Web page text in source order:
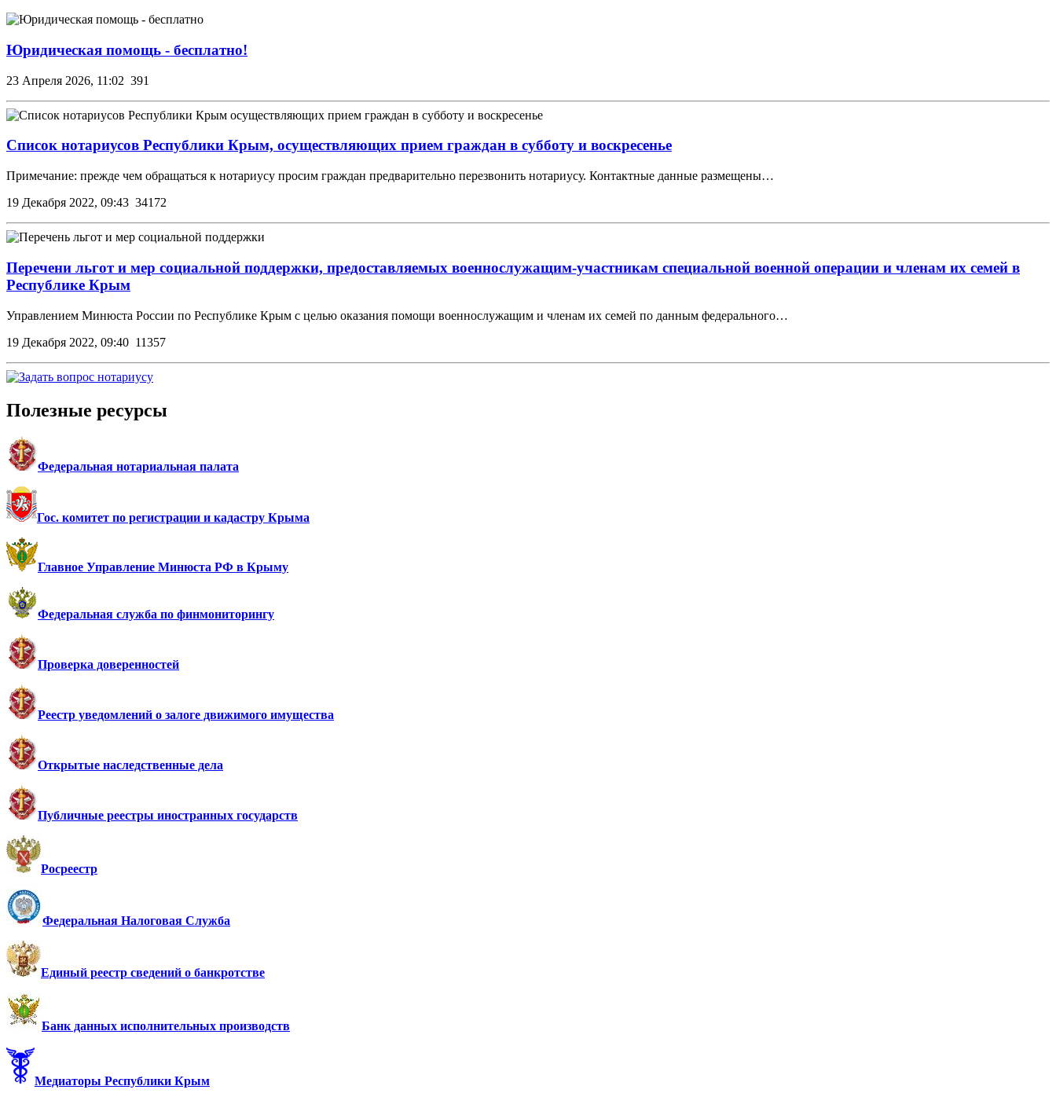
Юридическая помощь - бесплатно!
23 Апреля 2026, 11:02 391
Список нотариусов Республики Крым, осуществляющих прием граждан в субботу и воскресенье
Примечание: прежде чем обращаться к нотариусу просим граждан предварительно перезвонить нотариусу. Контактные данные размещены…
19 Декабря 2022, 09:43 34172
Перечени льгот и мер социальной поддержки, предоставляемых военнослужащим-участникам специальной военной операции и членам их семей в
Республике Крым
Управлением Минюста России по Республике Крым с целью оказания помощи военнослужащим и членам их семей по данным федерального…
19 Декабря 2022, 09:40 11357
Полезные ресурсы
Федеральная нотариальная палата
Гос. комитет по регистрации и кадастру Крыма
Главное Управление Минюста РФ в Крыму
Федеральная служба по финмониторингу
Проверка доверенностей
Реестр уведомлений о залоге движимого имущества
Открытые наследственные дела
Публичные реестры иностранных государств
Росреестр
Федеральная Налоговая Служба
Единый реестр сведений о банкротстве
Банк данных исполнительных производств
Медиаторы Республики Крым